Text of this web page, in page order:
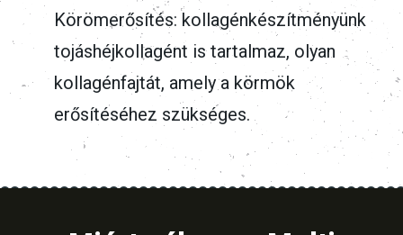
Körömerősítés: kollagénkészítményünk
tojáshéjkollagént is tartalmaz, olyan
kollagénfajtát, amely a körmök
erősítéséhez szükséges.